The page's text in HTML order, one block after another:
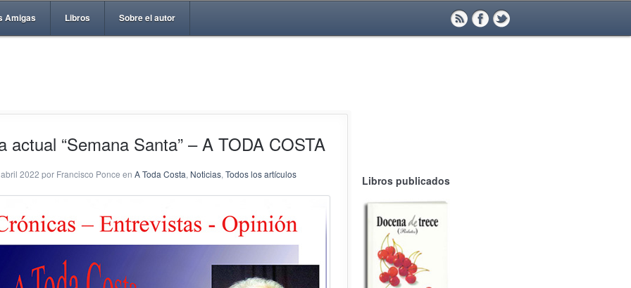
Amigas Libros Sobre el autor
Libros publicados
actual “Semana Santa” – A TODA COSTA
2022 por Francisco Ponce en A Toda Costa, Noticias, Todos los artículos